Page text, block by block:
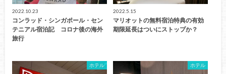
2022.10.23
コンラッド・シンガポール・セン
テニアル宿泊記 コロナ後の海外
旅行
2022.5.15
マリオットの無料宿泊特典の有効
期限延長はついにストップか？
ホテル ホテル